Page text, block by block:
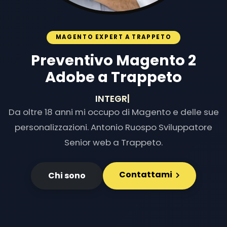
MAGENTO EXPERT A TRAPPETO
Preventivo Magento 2
Adobe a Trappeto
INTEGRAZIONI
Da oltre 18 anni mi occupo di Magento e delle sue
personalizzazioni. Antonio Ruospo Sviluppatore
Senior web a Trappeto.
Chi sono Contattami